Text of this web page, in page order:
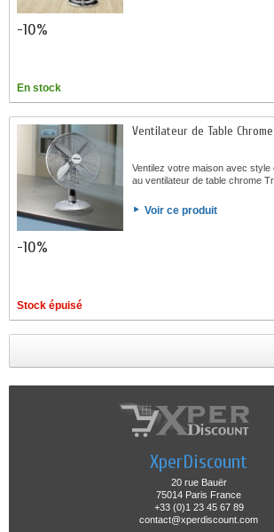
-10%
En stock
Ventilateur de Table
Ventilez votre maison avec style
au ventilateur de table chrome
Voir ce produit
-10%
Stock épuisé
XperDiscount
20 rue Bauër
75014 Paris France
+33 (0)1 23 45 67 89
contact@xperdiscount.com